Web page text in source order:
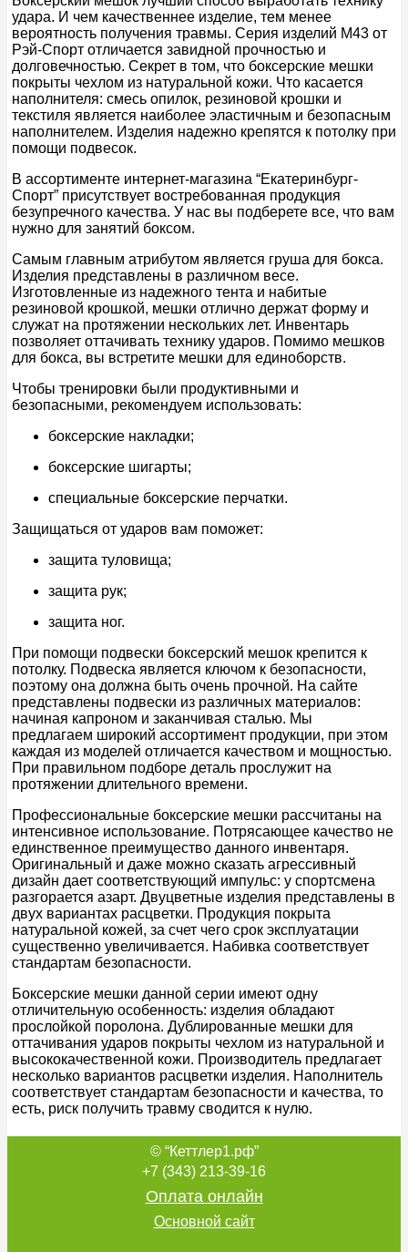
удара. И чем качественнее изделие, тем менее
вероятность получения травмы. Серия изделий M43 от
Рэй-Спорт отличается завидной прочностью и
долговечностью. Секрет в том, что боксерские мешки
покрыты чехлом из натуральной кожи. Что касается
наполнителя: смесь опилок, резиновой крошки и
текстиля является наиболее эластичным и безопасным
наполнителем. Изделия надежно крепятся к потолку при
помощи подвесок.
В ассортименте интернет-магазина “Екатеринбург-
Спорт” присутствует востребованная продукция
безупречного качества. У нас вы подберете все, что вам
нужно для занятий боксом.
Самым главным атрибутом является груша для бокса.
Изделия представлены в различном весе.
Изготовленные из надежного тента и набитые
резиновой крошкой, мешки отлично держат форму и
служат на протяжении нескольких лет. Инвентарь
позволяет оттачивать технику ударов. Помимо мешков
для бокса, вы встретите мешки для единоборств.
Чтобы тренировки были продуктивными и
безопасными, рекомендуем использовать:
боксерские накладки;
боксерские шигарты;
специальные боксерские перчатки.
Защищаться от ударов вам поможет:
защита туловища;
защита рук;
защита ног.
При помощи подвески боксерский мешок крепится к
потолку. Подвеска является ключом к безопасности,
поэтому она должна быть очень прочной. На сайте
представлены подвески из различных материалов:
начиная капроном и заканчивая сталью. Мы
предлагаем широкий ассортимент продукции, при этом
каждая из моделей отличается качеством и мощностью.
При правильном подборе деталь прослужит на
протяжении длительного времени.
Профессиональные боксерские мешки рассчитаны на
интенсивное использование. Потрясающее качество не
единственное преимущество данного инвентаря.
Оригинальный и даже можно сказать агрессивный
дизайн дает соответствующий импульс: у спортсмена
разгорается азарт. Двуцветные изделия представлены в
двух вариантах расцветки. Продукция покрыта
натуральной кожей, за счет чего срок эксплуатации
существенно увеличивается. Набивка соответствует
стандартам безопасности.
Боксерские мешки данной серии имеют одну
отличительную особенность: изделия обладают
прослойкой поролона. Дублированные мешки для
оттачивания ударов покрыты чехлом из натуральной и
высококачественной кожи. Производитель предлагает
несколько вариантов расцветки изделия. Наполнитель
соответствует стандартам безопасности и качества, то
есть, риск получить травму сводится к нулю.
© “Кеттлер1.рф”
+7 (343) 213-39-16
Оплата онлайн
Основной сайт